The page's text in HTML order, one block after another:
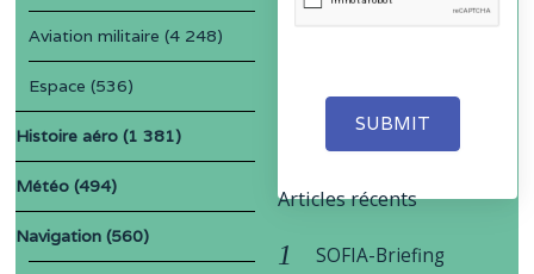
SUBMIT
Aviation militaire (4 248)
Espace (536)
Histoire aéro (1 381)
Météo (494)
Navigation (560)
Articles récents
SOFIA-Briefing